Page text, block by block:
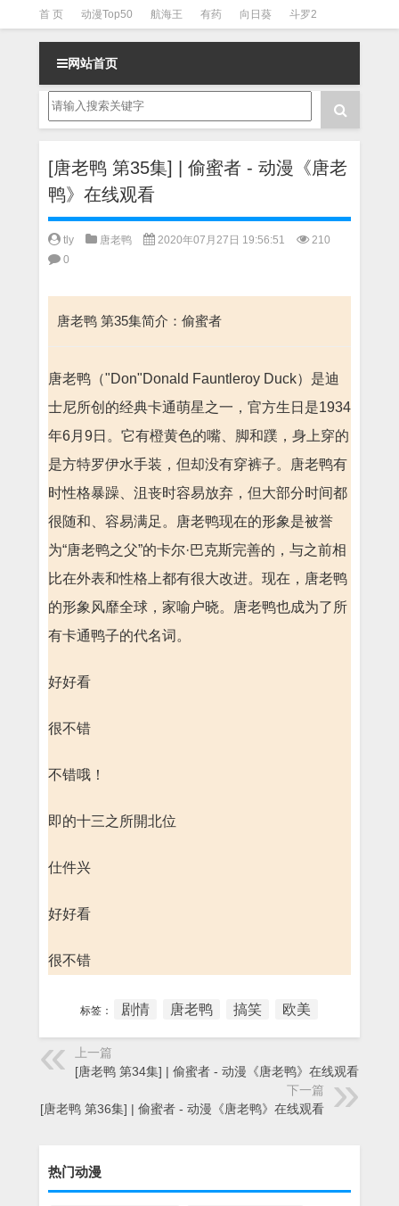
首 页 动漫Top50 航海王 有药 向日葵 斗罗2
斗罗3 火影 一拳超人 柯南 阴阳师 节目清单
网站首页
[唐老鸭 第35集] | 偷蜜者 - 动漫《唐老
鸭》在线观看
tly 唐老鸭 2020年07月27日 19:56:51
210
0
唐老鸭 第35集简介：偷蜜者
唐老鸭（"Don"Donald Fauntleroy Duck）是迪
士尼所创的经典卡通萌星之一，官方生日是1934
年6月9日。它有橙黄色的嘴、脚和蹼，身上穿的
是方特罗伊水手装，但却没有穿裤子。唐老鸭有
时性格暴躁、沮丧时容易放弃，但大部分时间都
很随和、容易满足。唐老鸭现在的形象是被誉
为“唐老鸭之父”的卡尔·巴克斯完善的，与之前相
比在外表和性格上都有很大改进。现在，唐老鸭
的形象风靡全球，家喻户晓。唐老鸭也成为了所
有卡通鸭子的代名词。
好好看
很不错
不错哦！
即的十三之所開北位
仕件兴
好好看
很不错
标签： 剧情 唐老鸭 搞笑 欧美
上一篇
[唐老鸭 第34集] | 偷蜜者 - 动漫《唐老鸭》在线观看
下一篇
[唐老鸭 第36集] | 偷蜜者 - 动漫《唐老鸭》在线观看
热门动漫